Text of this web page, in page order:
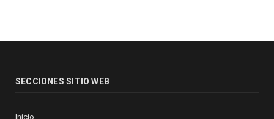
SECCIONES SITIO WEB
Inicio